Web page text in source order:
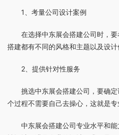
1、考量公司设计案例
在选择中东展会搭建公司时，
搭建都有不同的风格和主题以及设
2、提供针对性服务
挑选中东展会搭建公司，要确
个过程不需要自己去操心，这就是
中东展会搭建公司专业水平和